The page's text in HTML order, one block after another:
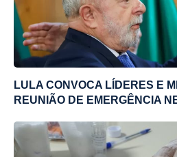
LULA CONVOCA LÍDERES E
REUNIÃO DE EMERGÊNCIA